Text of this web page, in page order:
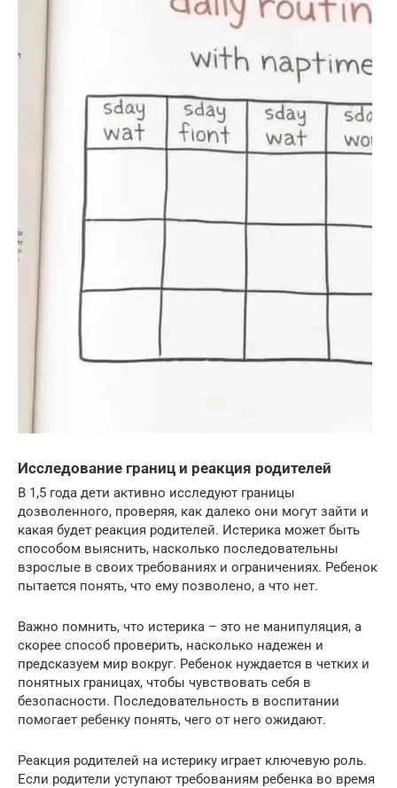
Исследование границ и реакция родителей
В 1,5 года дети активно исследуют границы
дозволенного, проверяя, как далеко они могут зайти и
какая будет реакция родителей. Истерика может быть
способом выяснить, насколько последовательны
взрослые в своих требованиях и ограничениях. Ребенок
пытается понять, что ему позволено, а что нет.
Важно помнить, что истерика – это не манипуляция, а
скорее способ проверить, насколько надежен и
предсказуем мир вокруг. Ребенок нуждается в четких и
понятных границах, чтобы чувствовать себя в
безопасности. Последовательность в воспитании
помогает ребенку понять, чего от него ожидают.
Реакция родителей на истерику играет ключевую роль.
Если родители уступают требованиям ребенка во время